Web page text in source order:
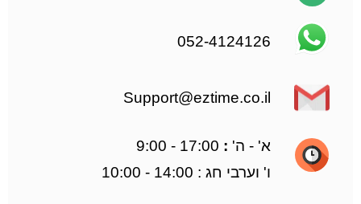
052-4124126
Support@eztime.co.il
א' - ה' :
ו' וערבי חג : 14:00 - 10:00